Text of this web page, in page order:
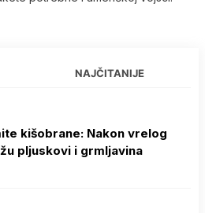
NAJČITANIJE
kišobrane: Nakon vrelog
pljuskovi i grmljavina